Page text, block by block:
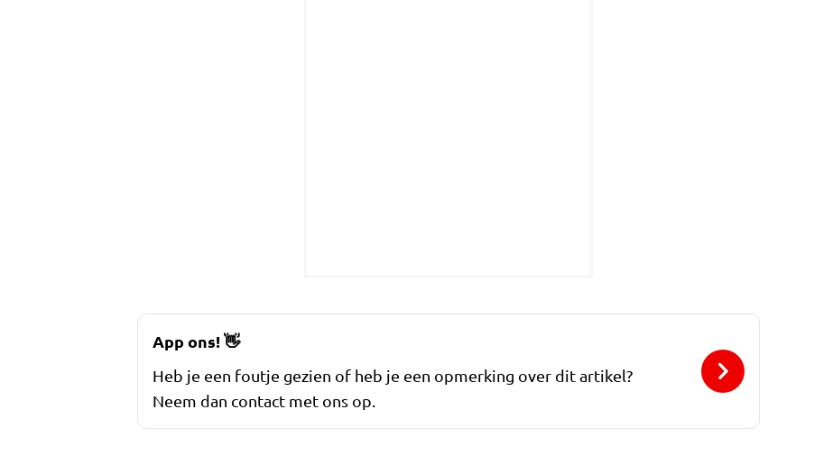
App ons!👋
Heb je een foutje gezien of heb je een opmerking over dit artikel?
Neem dan contact met ons op.